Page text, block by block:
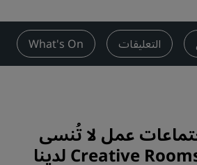
التعليقات What's On
عمل لا تُنسى